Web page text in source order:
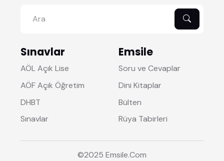
Sınavlar
AÖL Açık Lise
AÖF Açık Öğretim
DHBT
Sınavlar
Emsile
Soru ve Cevaplar
Dini Kitaplar
Bülten
Rüya Tabirleri
©2025 Emsile.Com